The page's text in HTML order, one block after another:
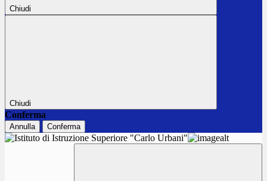
Chiudi
Chiudi
Conferma
Annulla Conferma